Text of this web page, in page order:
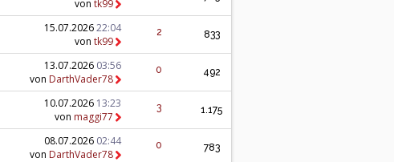
von tk99
15.07.202622:04
von tk99
2 833
13.07.2026 03:56
von DarthVader78
0 492
10.07.2026 13:23
von maggi77
3 1.175
08.07.2026 02:44
von DarthVader78
0 783